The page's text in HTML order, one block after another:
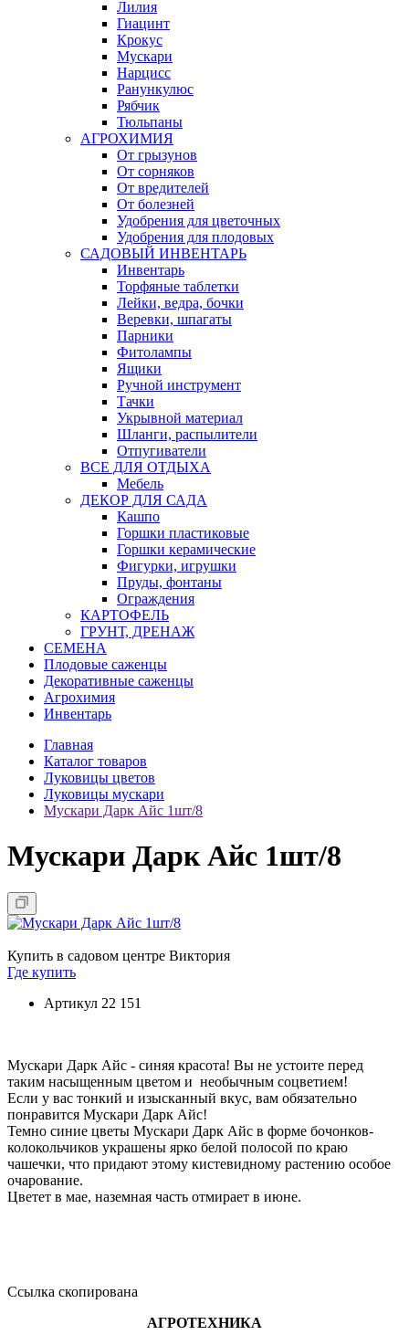
Лилия
Гиацинт
Крокус
Мускари
Нарцисс
Ранункулюс
Рябчик
Тюльпаны
АГРОХИМИЯ
От грызунов
От сорняков
От вредителей
От болезней
Удобрения для цветочных
Удобрения для плодовых
САДОВЫЙ ИНВЕНТАРЬ
Инвентарь
Торфяные таблетки
Лейки, ведра, бочки
Веревки, шпагаты
Парники
Фитолампы
Ящики
Ручной инструмент
Тачки
Укрывной материал
Шланги, распылители
Отпугиватели
ВСЕ ДЛЯ ОТДЫХА
Мебель
ДЕКОР ДЛЯ САДА
Кашпо
Горшки пластиковые
Горшки керамические
Фигурки, игрушки
Пруды, фонтаны
Ограждения
КАРТОФЕЛЬ
ГРУНТ, ДРЕНАЖ
СЕМЕНА
Плодовые саженцы
Декоративные саженцы
Агрохимия
Инвентарь
Главная
Каталог товаров
Луковицы цветов
Луковицы мускари
Мускари Дарк Айс 1шт/8
Мускари Дарк Айс 1шт/8
Купить в садовом центре Виктория
Где купить
Артикул 22 151
Мускари Дарк Айс - синяя красота! Вы не устоите перед
таким насыщенным цветом и необычным соцветием!
Если у вас тонкий и изысканный вкус, вам обязательно
понравится Мускари Дарк Айс!
Темно синие цветы Мускари Дарк Айс в форме бочонков-
колокольчиков украшены ярко белой полосой по краю
чашечки, что придают этому кистевидному растению особое
очарование.
Цветет в мае, наземная часть отмирает в июне.
Ссылка скопирована
АГРОТЕХНИКА